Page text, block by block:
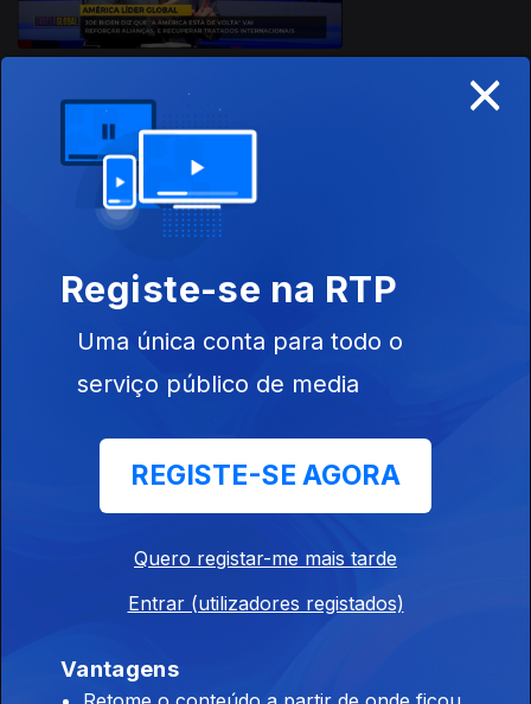
Ep. 3
06 nov. 2020
×
Registe-se na RTP
Uma única conta para todo o
serviço público de media
REGISTE-SE AGORA
Quero registar-me mais tarde
Entrar (utilizadores registados)
Vantagens